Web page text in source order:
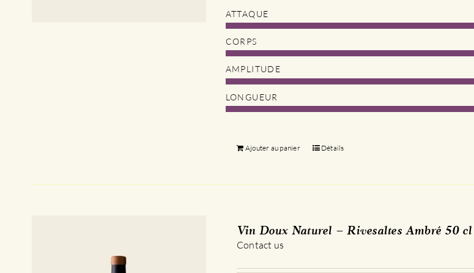
ATTAQUE
CORPS
AMPLITUDE
LONGUEUR
Ajouter au panier Détails
Vin Doux Naturel – Rivesaltes Ambré 50 cl
Contact us